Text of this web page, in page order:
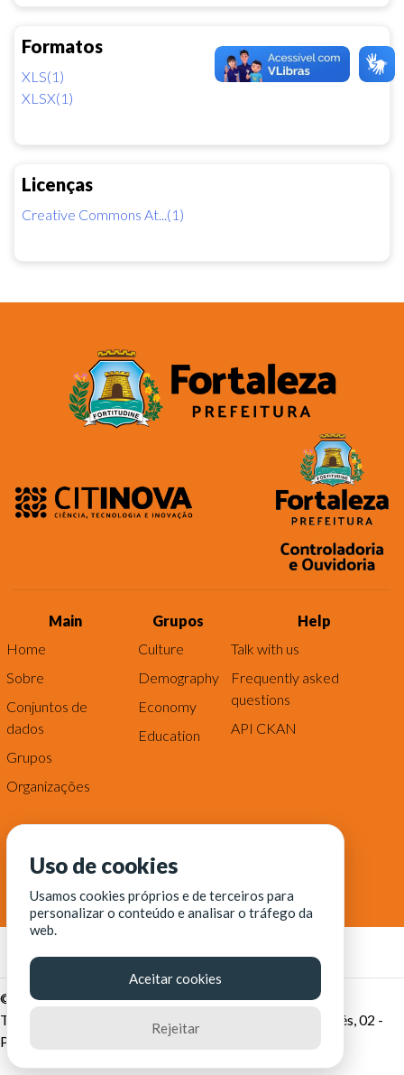
Formatos
XLS(1)
XLSX(1)
Licenças
Creative Commons At...(1)
Main
Home
Sobre
Conjuntos de
dados
Grupos
Organizações
Grupos
Culture
Demography
Economy
Education
Help
Talk with us
Frequently asked
questions
API CKAN
© Fortaleza Digital || CITINOVA - Fundação de Ciência,
Tecnologia e Inovação de Fortaleza - Rua dos Tremembés, 02 -
Praia de Iracema - Fortaleza-CE
Uso de cookies
Usamos cookies próprios e de terceiros para
personalizar o conteúdo e analisar o tráfego da
web.
Aceitar cookies
Rejeitar